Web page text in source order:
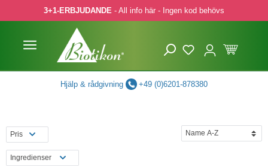
till huvudinnehåll
Hoppa till sökning
Hoppa till huvudnavigering
3+1-ERBJUDANDE - All info här - Ingen kod behövs
Hjälp & rådgivning +49 (0)6201-878380
Pris
Ingredienser